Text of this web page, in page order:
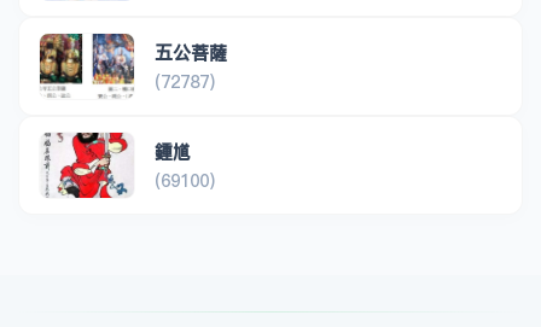
五公菩薩
(72787)
鍾馗
(69100)